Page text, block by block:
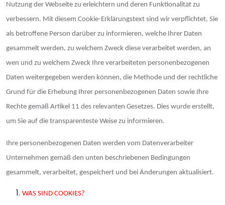
Nutzung der Webseite zu erleichtern und deren Funktionalität zu
verbessern. Mit diesem Cookie-Erklärungstext sind wir verpflichtet, Sie
als betroffene Person darüber zu informieren, welche Ihrer Daten
gesammelt werden, zu welchem Zweck diese verarbeitet werden, an
wen und zu welchem Zweck Ihre verarbeiteten personenbezogenen
Daten weitergegeben werden können, die Methode und der rechtliche
Grund für die Erhebung Ihrer personenbezogenen Daten sowie Ihre
Rechte gemäß Artikel 11 des relevanten Gesetzes. Dies wurde erstellt,
um Sie auf die transparenteste Weise zu informieren.
Ihre personenbezogenen Daten werden vom Datenverarbeiter
Unternehmen gemäß den unten beschriebenen Bedingungen
gesammelt, verarbeitet, gespeichert und bei Änderungen aktualisiert.
WAS SIND COOKIES?